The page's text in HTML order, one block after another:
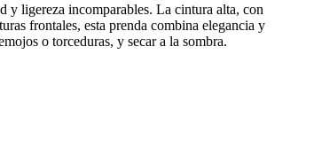
y ligereza incomparables. La cintura alta, con
frontales, esta prenda combina elegancia y
o torceduras, y secar a la sombra.